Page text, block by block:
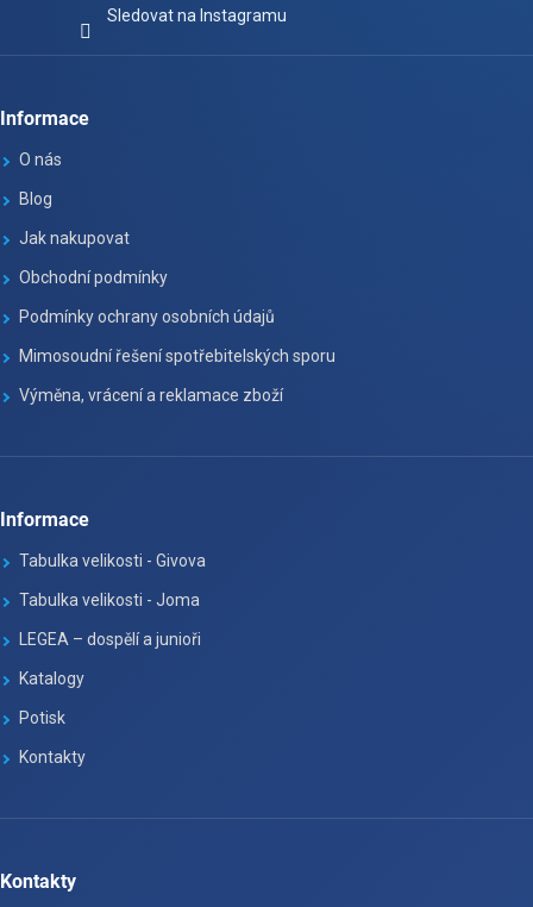
Sledovat na Instagramu
Informace
O nás
Blog
Jak nakupovat
Obchodní podmínky
Podmínky ochrany osobních údajů
Mimosoudní řešení spotřebitelských sporu
Výměna, vrácení a reklamace zboží
Informace
Tabulka velikosti - Givova
Tabulka velikosti - Joma
LEGEA – dospělí a junioři
Katalogy
Potisk
Kontakty
Kontakty